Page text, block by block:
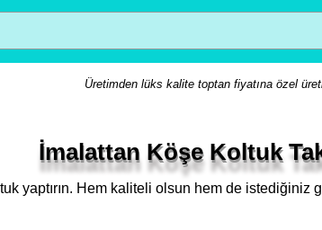
Üretimden lüks kalite toptan fiyatına özel
İmalattan Köşe Koltuk
yaptırın. Hem kaliteli olsun hem de